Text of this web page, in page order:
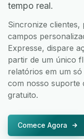
tempo real.
Sincronize clientes,
campos
Expresse, dispare
partir de um único
relatórios em um
com nosso suporte
gratuito.
Comece Agora